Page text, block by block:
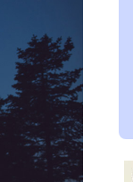
где
и сроки